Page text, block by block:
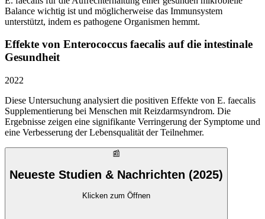
Balance wichtig ist und möglicherweise das Immunsystem
unterstützt, indem es pathogene Organismen hemmt.
Effekte von Enterococcus faecalis auf die intestinale
Gesundheit
2022
Diese Untersuchung analysiert die positiven Effekte von E. faecalis
Supplementierung bei Menschen mit Reizdarmsyndrom. Die
Ergebnisse zeigen eine signifikante Verringerung der Symptome und
eine Verbesserung der Lebensqualität der Teilnehmer.
📰
Neueste Studien & Nachrichten (2025)
Klicken zum Öffnen